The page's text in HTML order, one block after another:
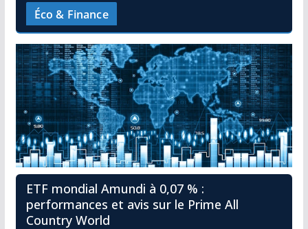
Éco & Finance
ETF mondial Amundi à 0,07 % :
performances et avis sur le Prime All
Country World